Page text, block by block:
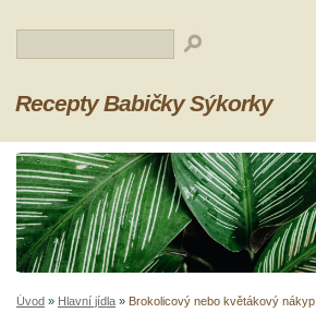
Recepty Babičky Sýkorky
Úvod » Hlavní jídla » Brokolicový nebo květákový nákyp